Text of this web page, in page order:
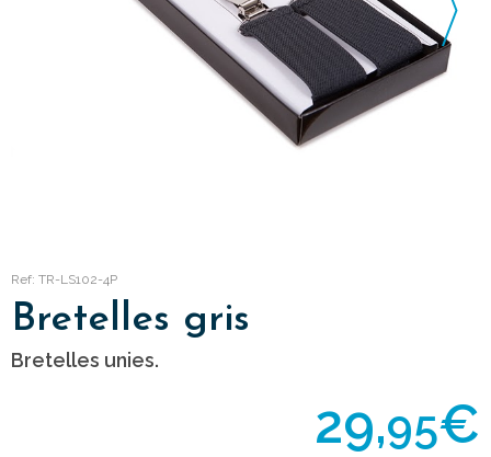
Ref: TR-LS102-4P
Bretelles gris
Bretelles unies.
29,95€